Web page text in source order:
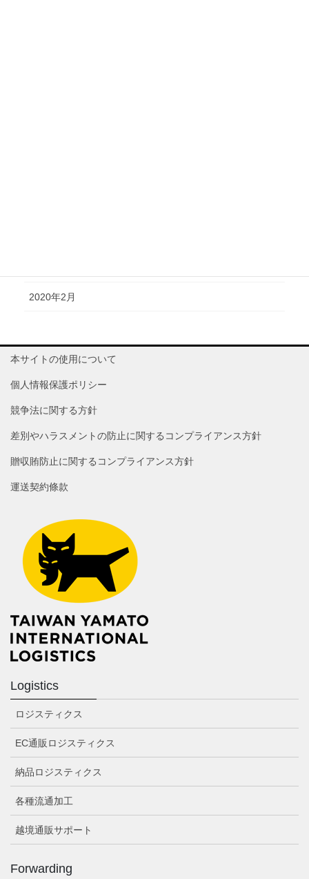
2020年2月
本サイトの使用について
個人情報保護ポリシー
競争法に関する方針
差別やハラスメントの防止に関するコンプライアンス方針
贈収賄防止に関するコンプライアンス方針
運送契約條款
Logistics
ロジスティクス
EC通販ロジスティクス
納品ロジスティクス
各種流通加工
越境通販サポート
Forwarding